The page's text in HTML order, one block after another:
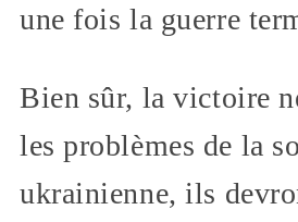
une fois la guerre
Bien sûr, la victoire
les problèmes de la
ukrainienne, ils